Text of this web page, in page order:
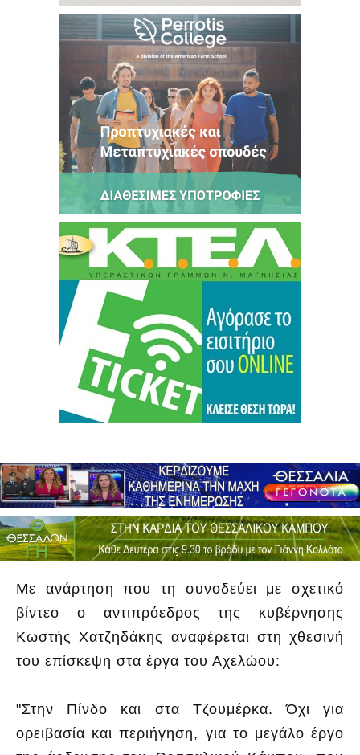
Με ανάρτηση που τη συνοδεύει με σχετικό
βίντεο ο αντιπρόεδρος της κυβέρνησης
Κωστής Χατζηδάκης αναφέρεται στη χθεσινή
του επίσκεψη στα έργα του Αχελώου:
"Στην Πίνδο και στα Τζουμέρκα. Όχι για
ορειβασία και περιήγηση, για το μεγάλο έργο